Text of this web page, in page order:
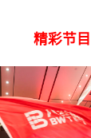
精彩节目